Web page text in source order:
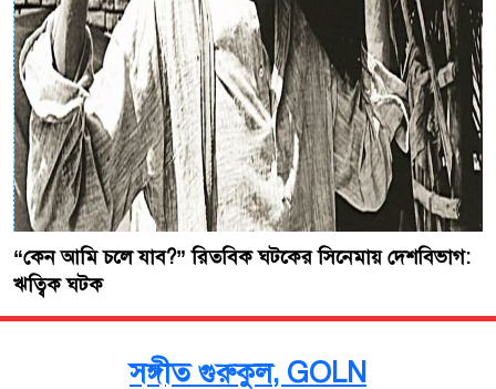
“কেন আমি চলে যাব?” রিতবিক ঘটকের সিনেমায় দেশবিভাগ:
ঋত্বিক ঘটক
সঙ্গীত গুরুকুল, GOLN